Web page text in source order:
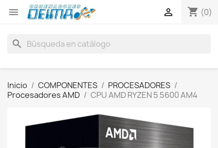
 shopping_cart (0)

search
Inicio COMPONENTES
PROCESADORES
Procesadores AMD
CPU AMD RYZEN 5 5600 AM4